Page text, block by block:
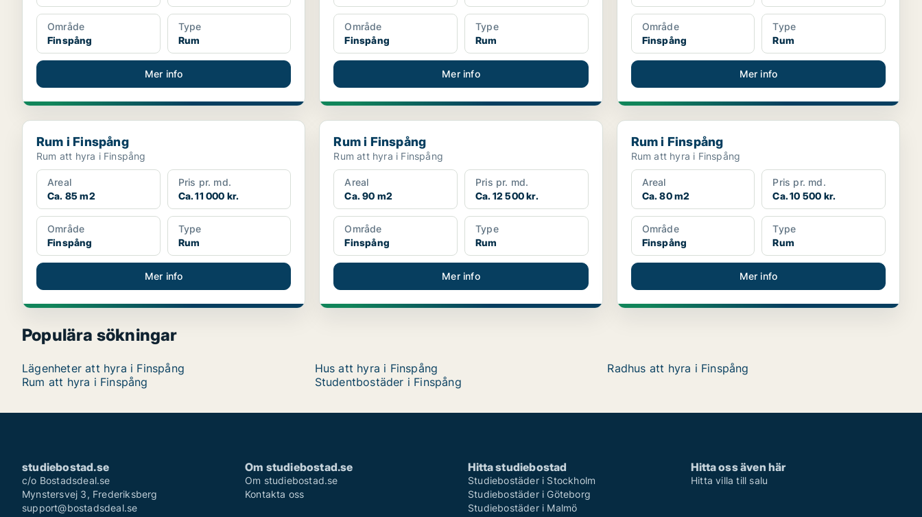
Område
Finspång
Type
Rum
Mer info
Område
Finspång
Type
Rum
Mer info
Område
Finspång
Type
Rum
Mer info
Rum i Finspång
Rum i Finspång
Rum att hyra i Finspång
Areal
Ca. 85 m2
Pris pr. md.
Ca. 11 000 kr.
Område
Finspång
Type
Rum
Mer info
Rum i Finspång
Rum i Finspång
Rum att hyra i Finspång
Areal
Ca. 90 m2
Pris pr. md.
Ca. 12 500 kr.
Område
Finspång
Type
Rum
Mer info
Rum i Finspång
Rum i Finspång
Rum att hyra i Finspång
Areal
Ca. 80 m2
Pris pr. md.
Ca. 10 500 kr.
Område
Finspång
Type
Rum
Mer info
Populära sökningar
Lägenheter att hyra i Finspång Hus att hyra i Finspång
Radhus att hyra i Finspång
Rum att hyra i Finspång
Studentbostäder i Finspång
studiebostad.se
c/o Bostadsdeal.se
Mynstersvej 3, Frederiksberg
support@bostadsdeal.se
Om studiebostad.se
Om studiebostad.se
Kontakta oss
Hitta studiebostad
Studiebostäder i Stockholm
Studiebostäder i Göteborg
Studiebostäder i Malmö
Hitta oss även här
Hitta villa till salu